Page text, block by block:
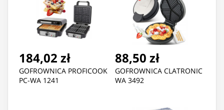
184,02 zł
GOFROWNICA PROFICOOK
PC-WA 1241
88,50 zł
GOFROWNICA CLATRONIC
WA 3492